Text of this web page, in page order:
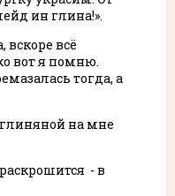
ин глина!».
вскоре всё
вот я помню.
тогда, а
на мне
- в